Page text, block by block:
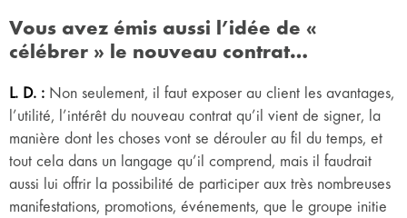
Vous avez émis aussi l’idée de «
célébrer » le nouveau contrat…
L. D. : Non seulement, il faut exposer au client les avantages,
l’utilité, l’intérêt du nouveau contrat qu’il vient de signer, la
manière dont les choses vont se dérouler au fil du temps, et
tout cela dans un langage qu’il comprend, mais il faudrait
aussi lui offrir la possibilité de participer aux très nombreuses
manifestations, promotions, événements, que le groupe initie